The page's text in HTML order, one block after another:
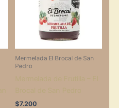
Mermelada El Brocal de San
Pedro
$7.200